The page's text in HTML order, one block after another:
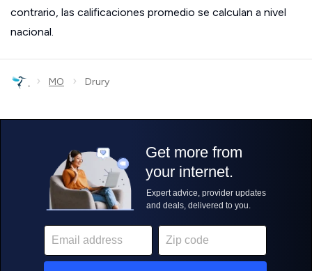
contrario, las calificaciones promedio se calculan a nivel
nacional.
› MO › Drury